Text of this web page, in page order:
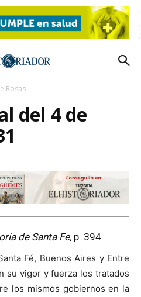
Rosas
del 4 de
de Santa Fe, p. 394.
Fé, Buenos Aires y Entre
su vigor y fuerza los tratados
los mismos gobiernos en la